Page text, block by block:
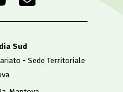
Sud
- Sede Territoriale